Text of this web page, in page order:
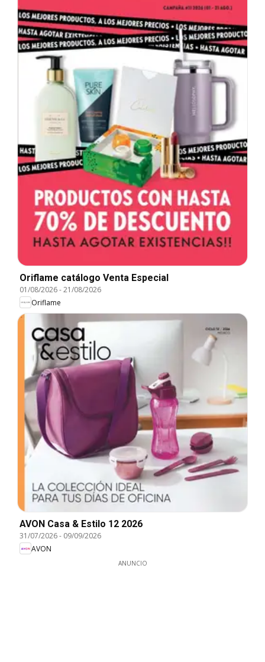
Oriflame catálogo Venta Especial
01/08/2026-21/08/2026
Oriflame
AVON Casa & Estilo 12 2026
31/07/2026- 09/09/2026
AVON
ANUNCIO